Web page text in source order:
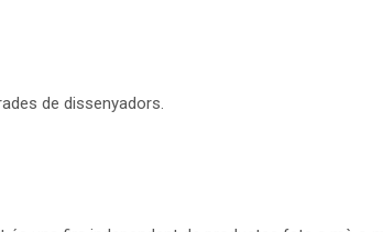
de dissenyadors.